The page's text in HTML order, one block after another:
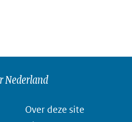
Nederland
Over deze site